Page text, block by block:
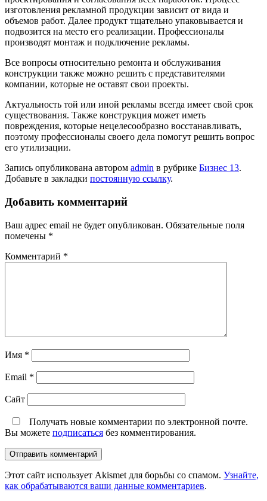
изготовления рекламной продукции зависит от вида и
объемов работ. Далее продукт тщательно упаковывается и
подвозится на место его реализации. Профессионалы
производят монтаж и подключение рекламы.
Все вопросы относительно ремонта и обслуживания
конструкции также можно решить с представителями
компании, которые не оставят свои проекты.
Актуальность той или иной рекламы всегда имеет свой срок
существования. Также конструкция может иметь
повреждения, которые нецелесообразно восстанавливать,
поэтому профессионалы своего дела помогут решить вопрос
его утилизации.
Запись опубликована автором admin в рубрике Бизнес 13.
Добавьте в закладки постоянную ссылку.
Добавить комментарий
Ваш адрес email не будет опубликован. Обязательные поля
помечены *
Комментарий *
Имя *
Email *
Сайт
Получать новые комментарии по электронной почте.
Вы можете подписаться без комментирования.
Этот сайт использует Akismet для борьбы со спамом. Узнайте,
как обрабатываются ваши данные комментариев.